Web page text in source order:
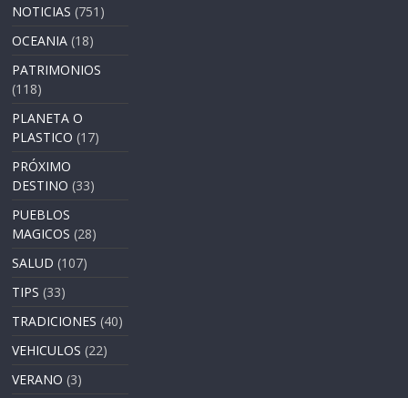
NOTICIAS (751)
OCEANIA (18)
PATRIMONIOS
(118)
PLANETA O
PLASTICO (17)
PRÓXIMO
DESTINO (33)
PUEBLOS
MAGICOS (28)
SALUD (107)
TIPS (33)
TRADICIONES (40)
VEHICULOS (22)
VERANO (3)